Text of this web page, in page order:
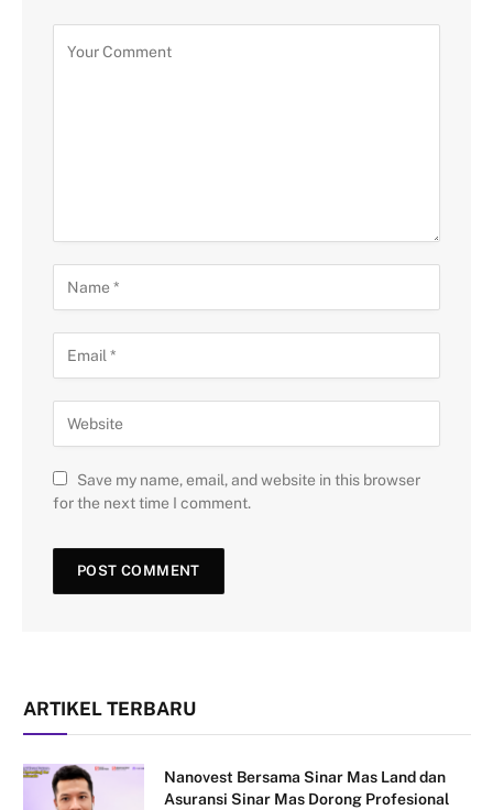
Save my name, email, and website in this browser
for the next time I comment.
ARTIKEL TERBARU
Nanovest Bersama Sinar Mas Land dan
Asuransi Sinar Mas Dorong Profesional